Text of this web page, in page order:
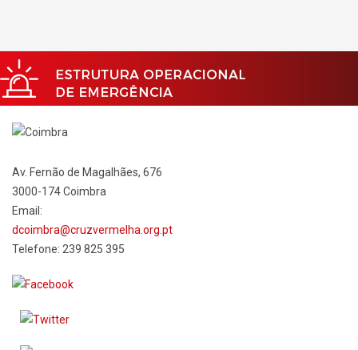
Av. Fernão de Magalhães, 676
3000-174 Coimbra
Email:
dcoimbra@cruzvermelha.org.pt
Telefone: 239 825 395